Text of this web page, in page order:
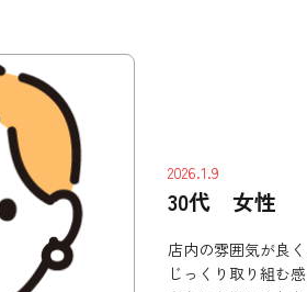
2026.1.9
30代 女性
店内の雰囲気が良
じっくり取り組む